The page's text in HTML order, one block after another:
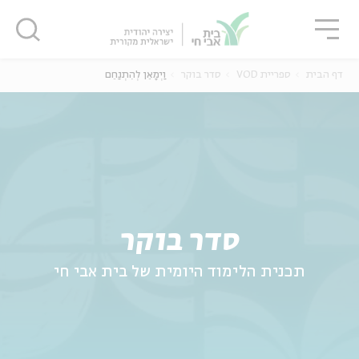
סדר בוקר
תכנית הלימוד היומית של בית אבי חי
דף הבית ספריית VOD סדר בוקר וַיְמָאֵן לְהִתְנַחֵם
סגור